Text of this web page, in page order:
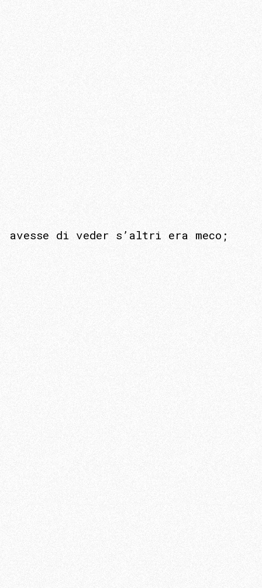
avesse di veder s’altri era meco;